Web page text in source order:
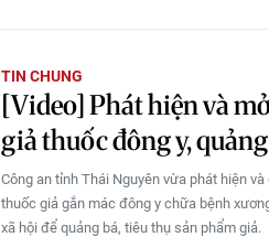
TIN CHUNG
[Video] Phát hiện và
giả thuốc đông y,
Công an tỉnh Thái Nguyên vừa phát hiện
thuốc giả gắn mác đông y chữa bệnh
xã hội để quảng bá, tiêu thụ sản phẩm giả.